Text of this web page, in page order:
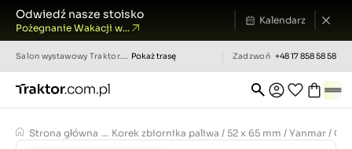
Odwiedź nasze stoisko
Pożegnanie Wakacji w...
Kalendarz
Salon wystawowy Traktor.com.pl Pokaż trasę Zadzwoń +48 17 858 58 58
Strona główna ... Korek zbiornika paliwa / 52 x 65 mm / Yanmar /